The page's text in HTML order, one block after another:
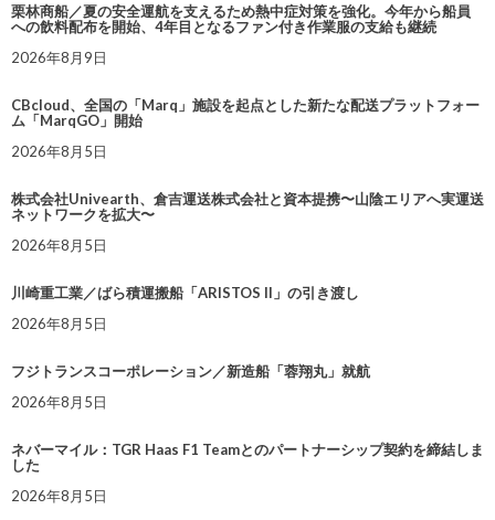
栗林商船／夏の安全運航を支えるため熱中症対策を強化。今年から船員
への飲料配布を開始、4年目となるファン付き作業服の支給も継続
2026年8月9日
CBcloud、全国の「Marq」施設を起点とした新たな配送プラットフォー
ム「MarqGO」開始
2026年8月5日
株式会社Univearth、倉吉運送株式会社と資本提携〜山陰エリアへ実運送
ネットワークを拡大〜
2026年8月5日
川崎重工業／ばら積運搬船「ARISTOS II」の引き渡し
2026年8月5日
フジトランスコーポレーション／新造船「蓉翔丸」就航
2026年8月5日
ネバーマイル：TGR Haas F1 Teamとのパートナーシップ契約を締結しま
した
2026年8月5日